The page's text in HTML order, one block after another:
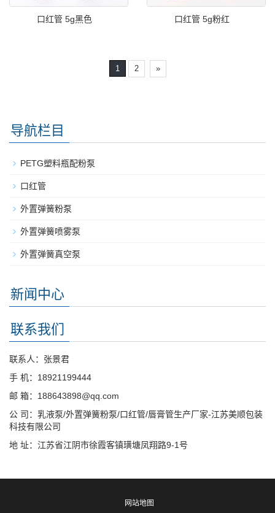
口红管 5g黑色 口红管 5g粉红
1 2 »
导航栏目
PETG塑料瓶配粉泵
口红管
外置弹簧粉泵
外置弹簧喷雾泵
外置弹簧真空泵
新闻中心
联系我们
联系人：张景君
手 机：18921199444
邮 箱：188643898@qq.com
公 司：乳液泵/外置弹簧粉泵/口红管/唇膏管生产厂家-江苏美顺包装
科技有限公司
地 址：江苏省江阴市徐霞客镇璜塘凤翔路9-1号
网站地图